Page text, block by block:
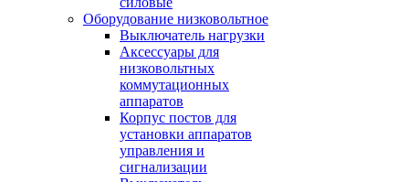
Оборудование низковольтное
Выключатель нагрузки
Аксессуары для
низковольтных
коммутационных
аппаратов
Корпус постов для
установки аппаратов
управления и
сигнализации